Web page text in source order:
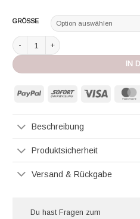
GRÖSSE
Chanclas by Simone Herrera Flip Flops
IN
PayPal Sofort Visa
Beschreibung
Produktsicherheit
Versand & Rückgabe
Du hast Fragen zum